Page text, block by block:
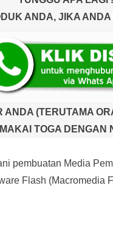
ANDA, JIKA
(TERUTAMA
TOGA DENGAN
pembuatan Media
Flash (Macromedia